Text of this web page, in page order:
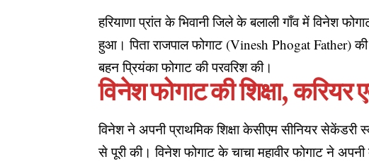
हरियाणा प्रांत के भिवानी जिले के बलाली गाँव में विनेश
हुआ। पिता राजपाल फोगाट (Vinesh Phogat Father)
बहन प्रियंका फोगाट की परवरिश की।
विनेश फोगाट की शिक्षा, करियर
विनेश ने अपनी प्राथमिक शिक्षा केसीएम सीनियर सेकेंडरी
से पूरी की। विनेश फोगाट के चाचा महावीर फोगाट ने